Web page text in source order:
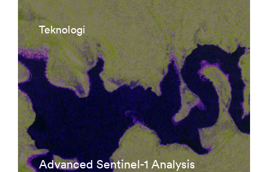
Teknologi
Advanced Sentinel-1 Analysis